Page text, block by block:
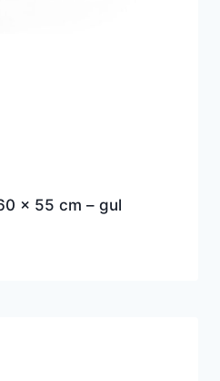
x 55 cm – gul